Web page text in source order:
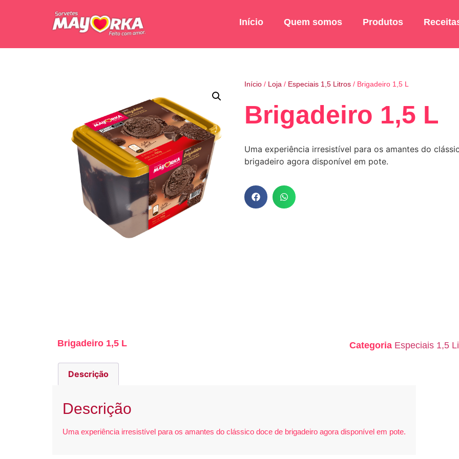
Início Quem somos Produtos
Início/ Loja/ Especiais 1,5 Litros/ Brigadeiro 1,5 L
Brigadeiro 1,5 L
Uma experiência irresistível para os amantes do
brigadeiro agora disponível em pote.
Brigadeiro 1,5 L Categoria Especiais 1,5
Descrição
Descrição
Uma experiência irresistível para os amantes do clássico doce de brigadeiro agora disponível em pote.